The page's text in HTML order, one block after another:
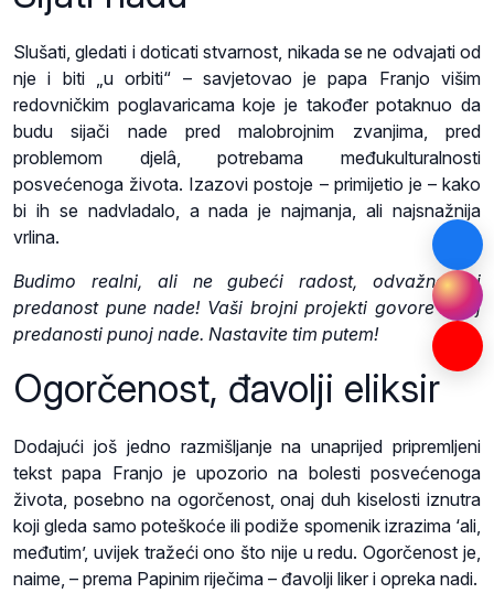
Slušati, gledati i doticati stvarnost, nikada se ne odvajati od
nje i biti „u orbiti“ – savjetovao je papa Franjo višim
redovničkim poglavaricama koje je također potaknuo da
budu sijači nade pred malobrojnim zvanjima, pred
problemom djelâ, potrebama međukulturalnosti
posvećenoga života. Izazovi postoje – primijetio je – kako
bi ih se nadvladalo, a nada je najmanja, ali najsnažnija
vrlina.
Budimo realni, ali ne gubeći radost, odvažnost i
predanost pune nade! Vaši brojni projekti govore o toj
predanosti punoj nade. Nastavite tim putem!
Ogorčenost, đavolji eliksir
Dodajući još jedno razmišljanje na unaprijed pripremljeni
tekst papa Franjo je upozorio na bolesti posvećenoga
života, posebno na ogorčenost, onaj duh kiselosti iznutra
koji gleda samo poteškoće ili podiže spomenik izrazima ‘ali,
međutim’, uvijek tražeći ono što nije u redu. Ogorčenost je,
naime, – prema Papinim riječima – đavolji liker i opreka nadi.